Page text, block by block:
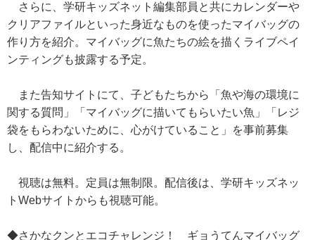
さらに、学研キッズネット編集部員と共にカレンダーや
クリアファイルといった身近なものを使ったマイバッグの
作り方を紹介。マイバッグに魚たちの絵を描くライブペイ
ンティングも披露する予定。
また告知サイトにて、子どもたちから「魚や海の環境に
関する質問」「マイバッグに描いてもらいたい魚」「レジ
袋をもらわないために、心がけていること」を事前募集
し、配信中に紹介する。
視聴は無料。定員は無制限。配信後は、学研キッズネッ
トWebサイトからも視聴可能。
◆さかなクンとエコチャレンジ！ ギョうてんマイバッグ